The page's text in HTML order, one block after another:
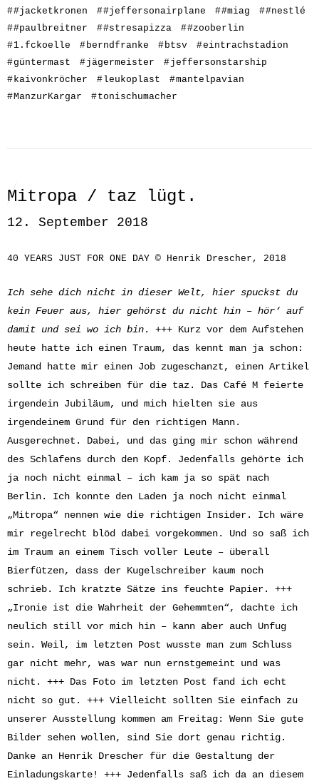
##jacketkronen ##jeffersonairplane ##miag ##nestlé
##paulbreitner ##stresapizza ##zooberlin
#1.fckoelle # berndfranke # btsv #eintrachstadion
#güntermast #jägermeister #jeffersonstarship
# kaivonkröcher #leukoplast #mantelpavian
#ManzurKargar #tonischumacher
Mitropa / taz lügt.
12. September 2018
40 YEARS JUST FOR ONE DAY © Henrik Drescher, 2018
Ich sehe dich nicht in dieser Welt, hier spuckst du
kein Feuer aus, hier gehörst du nicht hin – hör‘ auf
damit und sei wo ich bin. +++ Kurz vor dem Aufstehen
heute hatte ich einen Traum, das kennt man ja schon:
Jemand hatte mir einen Job zugeschanzt, einen Artikel
sollte ich schreiben für die taz. Das Café M feierte
irgendein Jubiläum, und mich hielten sie aus
irgendeinem Grund für den richtigen Mann.
Ausgerechnet. Dabei, und das ging mir schon während
des Schlafens durch den Kopf. Jedenfalls gehörte ich
ja noch nicht einmal – ich kam ja so spät nach
Berlin. Ich konnte den Laden ja noch nicht einmal
„Mitropa“ nennen wie die richtigen Insider. Ich wäre
mir regelrecht blöd dabei vorgekommen. Und so saß ich
im Traum an einem Tisch voller Leute – überall
Bierfützen, dass der Kugelschreiber kaum noch
schrieb. Ich kratzte Sätze ins feuchte Papier. +++
„Ironie ist die Wahrheit der Gehemmten“, dachte ich
neulich still vor mich hin – kann aber auch Unfug
sein. Weil, im letzten Post wusste man zum Schluss
gar nicht mehr, was war nun ernstgemeint und was
nicht. +++ Das Foto im letzten Post fand ich echt
nicht so gut. +++ Vielleicht sollten Sie einfach zu
unserer Ausstellung kommen am Freitag: Wenn Sie gute
Bilder sehen wollen, sind Sie dort genau richtig.
Danke an Henrik Drescher für die Gestaltung der
Einladungskarte! +++ Jedenfalls saß ich da an diesem